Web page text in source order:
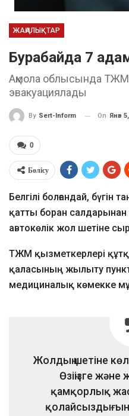
ЖАҢАЛЫҚТАР
Бурабайда 7
Ақмола облысында ТЖМ
эвакуациялады
By Sert-Inform On Янв
0
Бөлісу
Белгілі болғандай, бүгін
қатты боран салдарынан
автокөлік жол шетіне
ТЖМ қызметкерлері
қаласының жылыту
медициналық көмекке
Жолдың шетіне
Өзіңізге
қамқорлық